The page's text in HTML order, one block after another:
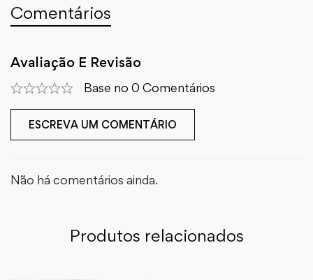
Comentários
Avaliação E Revisão
Base no 0 Comentários
ESCREVA UM COMENTÁRIO
Não há comentários ainda.
Produtos relacionados